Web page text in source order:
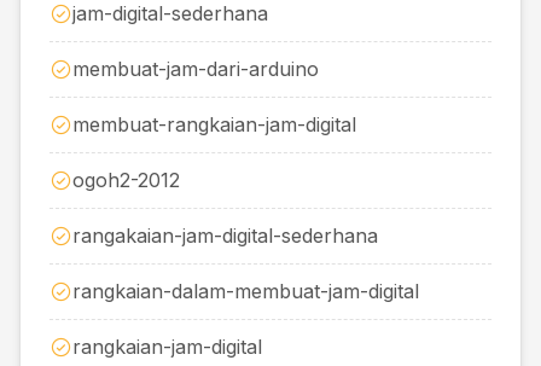
jam-digital-sederhana
membuat-jam-dari-arduino
membuat-rangkaian-jam-digital
ogoh2-2012
rangakaian-jam-digital-sederhana
rangkaian-dalam-membuat-jam-digital
rangkaian-jam-digital